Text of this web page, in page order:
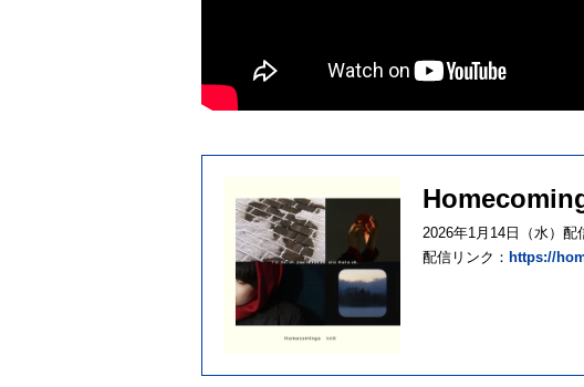
2026年1月14日（水）配
配信リンク： https://